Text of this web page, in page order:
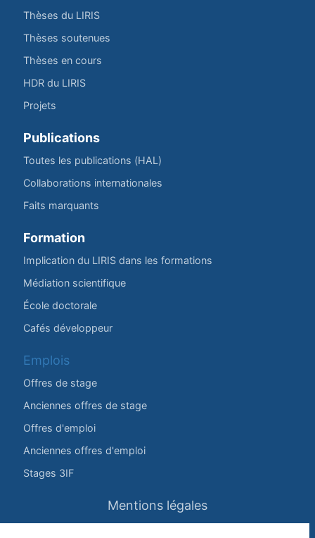
Thèses du LIRIS
Thèses soutenues
Thèses en cours
HDR du LIRIS
Projets
Publications
Toutes les publications (HAL)
Collaborations internationales
Faits marquants
Formation
Implication du LIRIS dans les formations
Médiation scientifique
École doctorale
Cafés développeur
Emplois
Offres de stage
Anciennes offres de stage
Offres d'emploi
Anciennes offres d'emploi
Stages 3IF
Mentions légales